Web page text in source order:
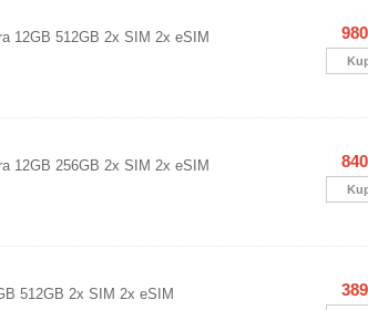
12GB 512GB 2x SIM 2x eSIM
12GB 256GB 2x SIM 2x eSIM
512GB 2x SIM 2x eSIM